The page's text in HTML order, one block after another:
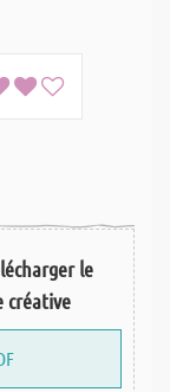
le
créative